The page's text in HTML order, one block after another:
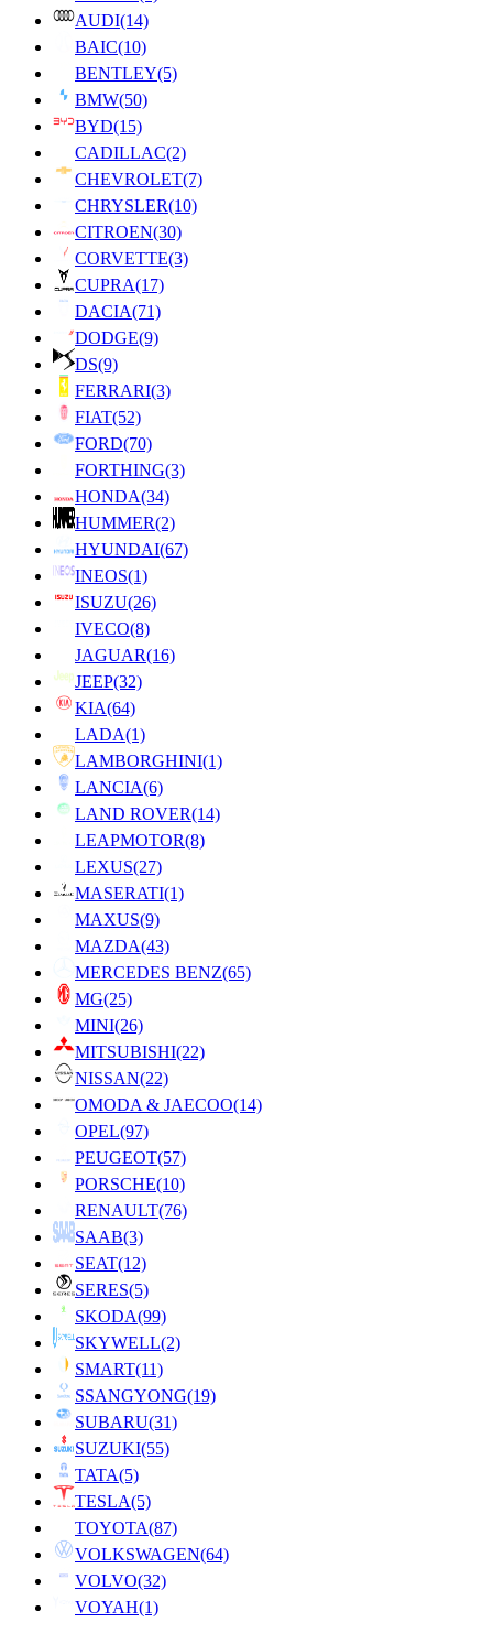
AUDI(14)
BAIC(10)
BENTLEY(5)
BMW(50)
BYD(15)
CADILLAC(2)
CHEVROLET(7)
CHRYSLER(10)
CITROEN(30)
CORVETTE(3)
CUPRA(17)
DACIA(71)
DODGE(9)
DS(9)
FERRARI(3)
FIAT(52)
FORD(70)
FORTHING(3)
HONDA(34)
HUMMER(2)
HYUNDAI(67)
INEOS(1)
ISUZU(26)
IVECO(8)
JAGUAR(16)
JEEP(32)
KIA(64)
LADA(1)
LAMBORGHINI(1)
LANCIA(6)
LAND ROVER(14)
LEAPMOTOR(8)
LEXUS(27)
MASERATI(1)
MAXUS(9)
MAZDA(43)
MERCEDES BENZ(65)
MG(25)
MINI(26)
MITSUBISHI(22)
NISSAN(22)
OMODA & JAECOO(14)
OPEL(97)
PEUGEOT(57)
PORSCHE(10)
RENAULT(76)
SAAB(3)
SEAT(12)
SERES(5)
SKODA(99)
SKYWELL(2)
SMART(11)
SSANGYONG(19)
SUBARU(31)
SUZUKI(55)
TATA(5)
TESLA(5)
TOYOTA(87)
VOLKSWAGEN(64)
VOLVO(32)
VOYAH(1)